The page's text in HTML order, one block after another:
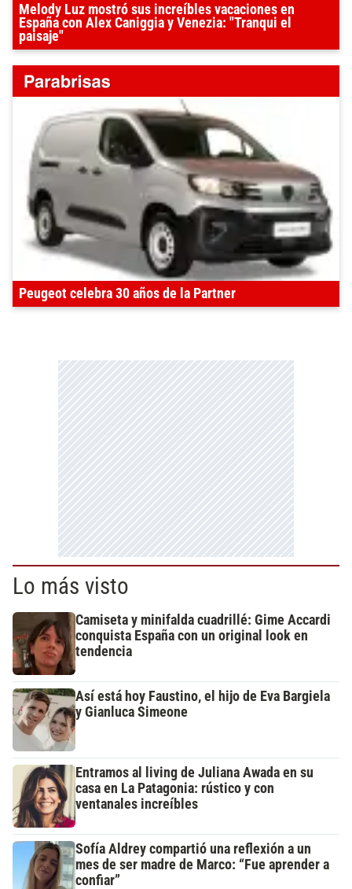
Melody Luz mostró sus increíbles vacaciones en
España con Alex Caniggia y Venezia: "Tranqui el
paisaje"
Peugeot celebra 30 años de la Partner
Lo más visto
Camiseta y minifalda cuadrillé: Gime Accardi
conquista España con un original look en
tendencia
Así está hoy Faustino, el hijo de Eva Bargiela
y Gianluca Simeone
Entramos al living de Juliana Awada en su
casa en La Patagonia: rústico y con
ventanales increíbles
Sofía Aldrey compartió una reflexión a un
mes de ser madre de Marco: “Fue aprender a
confiar”